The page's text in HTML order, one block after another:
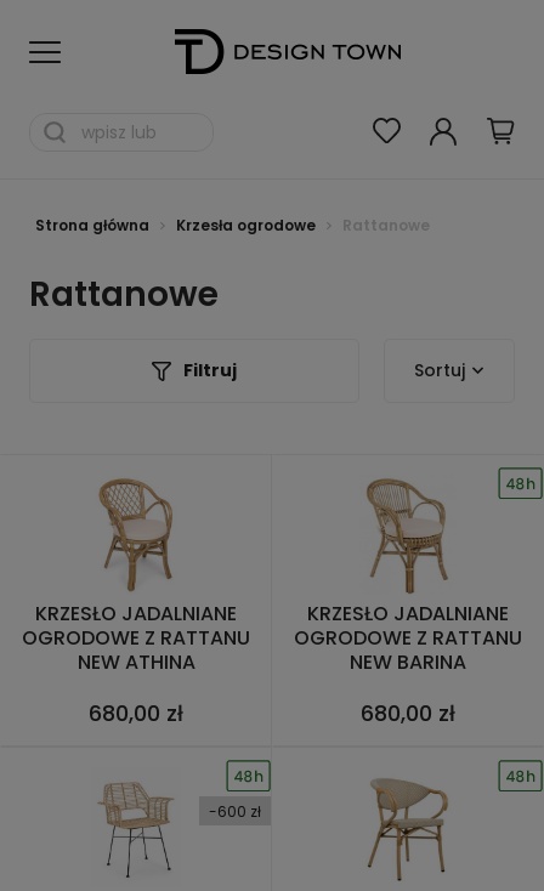
Strona główna Krzesła ogrodowe Rattanowe
Rattanowe
Filtruj Sortuj
KRZESŁO JADALNIANE
OGRODOWE Z RATTANU
NEW ATHINA
680,00 zł
KRZESŁO JADALNIANE
OGRODOWE Z RATTANU
NEW BARINA
680,00 zł
-600 zł